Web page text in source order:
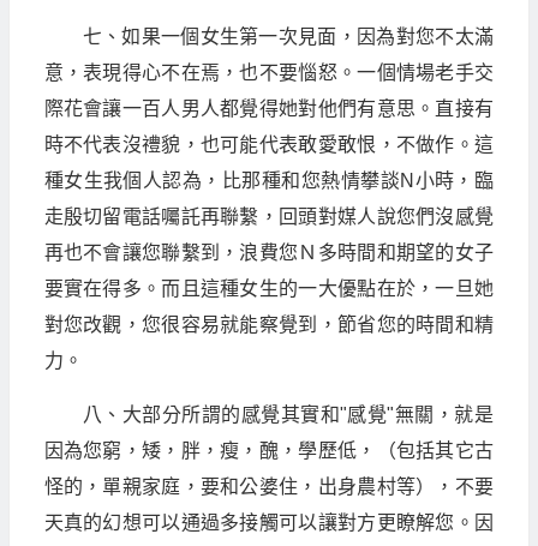
七、如果一個女生第一次見面，因為對您不太滿
意，表現得心不在焉，也不要惱怒。一個情場老手交
際花會讓一百人男人都覺得她對他們有意思。直接有
時不代表沒禮貌，也可能代表敢愛敢恨，不做作。這
種女生我個人認為，比那種和您熱情攀談N小時，臨
走殷切留電話囑託再聯繫，回頭對媒人說您們沒感覺
再也不會讓您聯繫到，浪費您Ｎ多時間和期望的女子
要實在得多。而且這種女生的一大優點在於，一旦她
對您改觀，您很容易就能察覺到，節省您的時間和精
力。
八、大部分所謂的感覺其實和"感覺"無關，就是
因為您窮，矮，胖，瘦，醜，學歷低，（包括其它古
怪的，單親家庭，要和公婆住，出身農村等），不要
天真的幻想可以通過多接觸可以讓對方更瞭解您。因